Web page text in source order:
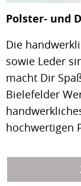
Polster- und
Die
sowie Leder
macht Dir
Bielefelder
hochwertigen